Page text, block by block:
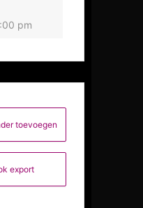
pm
toevoegen
export